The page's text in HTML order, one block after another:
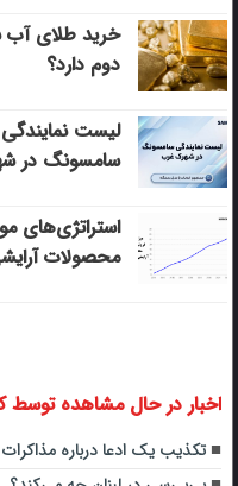
خرید طلای
دوم دارد؟
لیست
سامسونگ در
استراتژی‌های
محصولات
اخبار در حال مشاهده توسط
تکذیب یک ادعا درباره مذاکرات